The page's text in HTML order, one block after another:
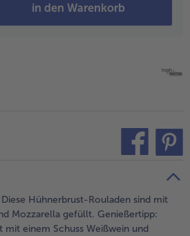
in den Warenkorb
Hühnerbrust-Rouladen sind mit
Mozzarella gefüllt. Genießertipp:
mit einem Schuss Weißwein und